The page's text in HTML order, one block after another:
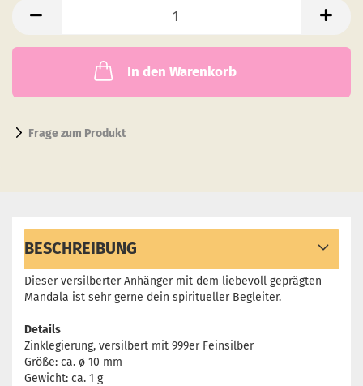
In den Warenkorb
Frage zum Produkt
BESCHREIBUNG
Dieser versilberter Anhänger mit dem liebevoll geprägten
Mandala ist sehr gerne dein spiritueller Begleiter.
Details
Zinklegierung, versilbert mit 999er Feinsilber
Größe: ca. ø 10 mm
Gewicht: ca. 1 g